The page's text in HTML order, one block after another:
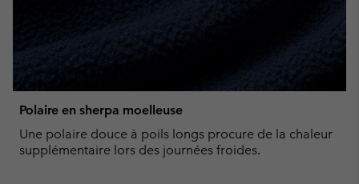
Polaire en sherpa moelleuse
Une polaire douce à poils longs procure de la chaleur
supplémentaire lors des journées froides.